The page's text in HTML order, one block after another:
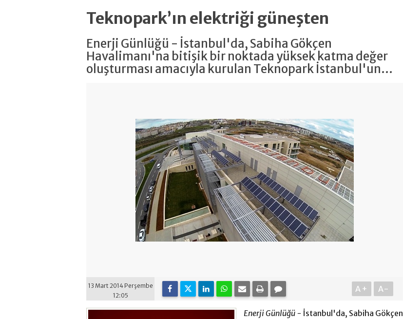
Teknopark’ın elektriği güneşten
Enerji Günlüğü - İstanbul'da, Sabiha Gökçen
Havalimanı'na bitişik bir noktada yüksek katma değer
oluşturması amacıyla kurulan Teknopark İstanbul'un...
13 Mart 2014 Perşembe
12:05
A+ A-
Enerji Günlüğü - İstanbul'da, Sabiha Gökçen